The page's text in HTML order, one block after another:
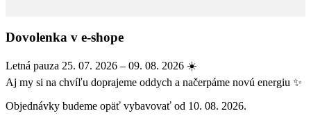
Dovolenka v e-shope
Letná pauza 25. 07. 2026 – 09. 08. 2026 ☀️
Aj my si na chvíľu doprajeme oddych a načerpáme novú energiu ✨
Objednávky budeme opäť vybavovať od 10. 08. 2026.